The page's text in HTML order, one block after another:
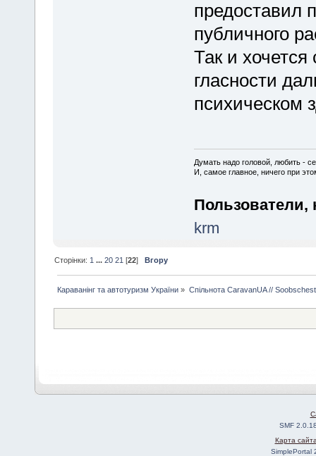
предоставил
публичного
Так и
гласности
психическом
Думать надо головой, любить -
И, самое главное, ничего при
Пользователи,
krm
Сторінки: 1 ...20 21 [22]Вгору
Караванінг та автотуризм України » Спільнота CaravanUA //
SMF
Карта
SimplePortal